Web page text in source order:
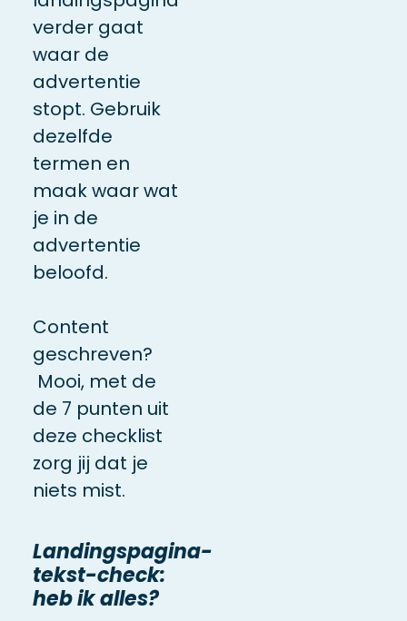
verder gaat
waar de
advertentie
stopt. Gebruik
dezelfde
termen en
maak waar wat
je in de
advertentie
beloofd.
Content
geschreven?
Mooi, met de
de 7 punten uit
deze checklist
zorg jij dat je
niets mist.
Landingspagina-
tekst-check:
heb ik alles?